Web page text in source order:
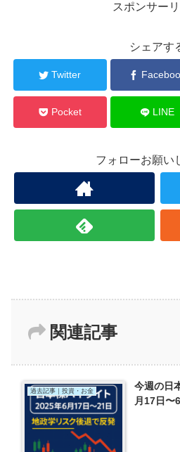
スポンサー
シェアす
Twitter
Pocket LINE
フォローお願い
関連記事
過去記事｜投資・お金
今週の日
月17日〜